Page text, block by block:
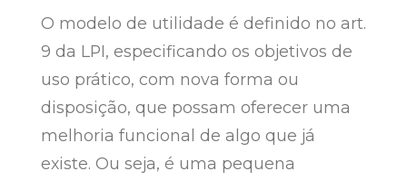
O modelo de utilidade é definido no art.
9 da LPI, especificando os objetivos de
uso prático, com nova forma ou
disposição, que possam oferecer uma
melhoria funcional de algo que já
existe. Ou seja, é uma pequena